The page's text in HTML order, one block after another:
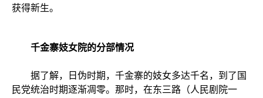
获得新生。
千金寨妓女院的分部情况
据了解，日伪时期，千金寨的妓女多达千名，到了国
民党统治时期逐渐凋零。那时，在东三路（人民剧院一